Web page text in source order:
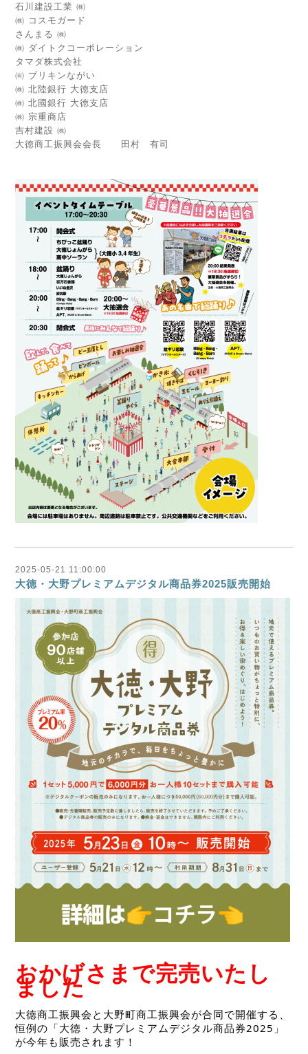
石川建設工業 ㈱
㈱ コスモガード
さんまる ㈱
㈱ ダイトクコーポレーション
タマダ株式会社
㈲ ブリキンながい
㈱ 北陸銀行 大徳支店
㈱ 北國銀行 大徳支店
㈱ 宗重商店
吉村建設 ㈱
大徳商工振興会会長 田村 有司
2025-05-21 11:00:00
大徳・大野プレミアムデジタル商品券2025販売開始
おかげさまで完売いたし
ました
大徳商工振興会と大野町商工振興会が合同で開催する、
恒例の「大徳・大野プレミアムデジタル商品券2025」
が今年も販売されます！